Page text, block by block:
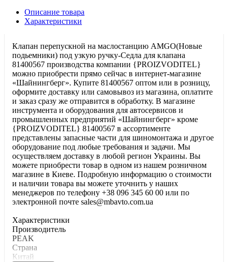
Описание товара
Характеристики
Клапан перепускной на маслостанцию AMGO(Новые
подьемники) под узкую ручку-Седла для клапана
81400567 производства компании {PROIZVODITEL}
можно приобрести прямо сейчас в интернет-магазине
«Шайнингберг». Купите 81400567 оптом или в розницу,
оформите доставку или самовывоз из магазина, оплатите
и заказ сразу же отправится в обработку. В магазине
инструмента и оборудования для автосервисов и
промышленных предприятий «Шайнингберг» кроме
{PROIZVODITEL} 81400567 в ассортименте
представлены запасные части для шиномонтажа и другое
оборудование под любые требования и задачи. Мы
осуществляем доставку в любой регион Украины. Вы
можете приобрести товар в одном из нашем розничном
магазине в Киеве. Подробную информацию о стоимости
и наличии товара вы можете уточнить у наших
менеджеров по телефону +38 096 345 60 00 или по
электронной почте sales@mbavto.com.ua
Характеристики
Производитель
PEAK
Страна
Китай